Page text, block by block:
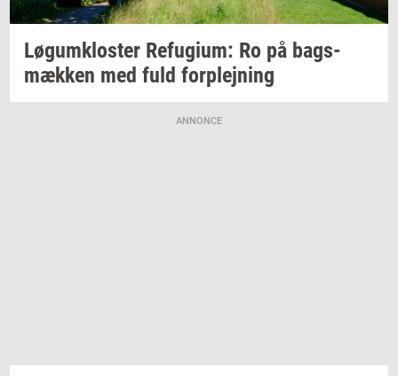
Løgum­klo­ster Re­fu­gi­um: Ro på bags­
mæk­ken med fuld for­plej­ning
ANNONCE